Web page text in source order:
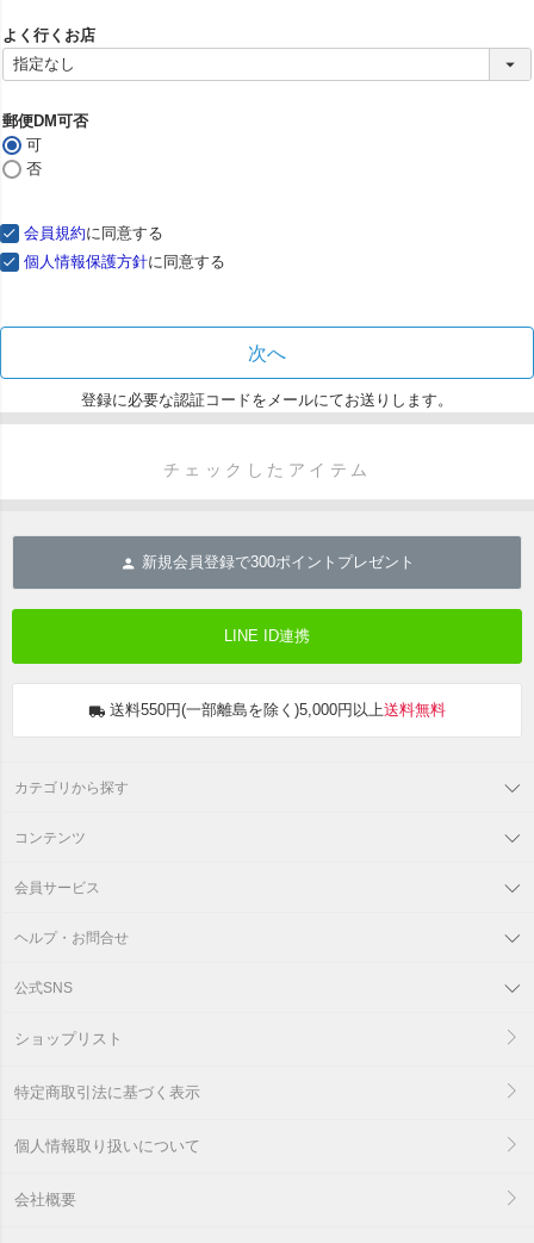
よく行くお店
郵便DM可否
可
否
会員規約に同意する
個人情報保護方針に同意する
次へ
登録に必要な認証コードをメールにてお送りします。
チェックしたアイテム
新規会員登録で300ポイントプレゼント
LINE ID連携
送料550円(一部離島を除く)5,000円以上送料無料
カテゴリから探す
コンテンツ
会員サービス
ヘルプ・お問合せ
公式SNS
ショップリスト
特定商取引法に基づく表示
個人情報取り扱いについて
会社概要